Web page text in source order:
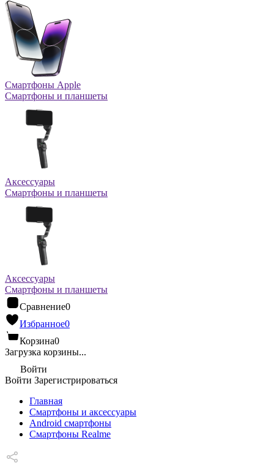
Смартфоны Apple
Смартфоны и планшеты
Аксессуары
Смартфоны и планшеты
Аксессуары
Смартфоны и планшеты
Сравнение0
Избранное0
Корзина0
Загрузка корзины...
Войти
Войти Зарегистрироваться
Главная
Смартфоны и аксессуары
Android cмартфоны
Смартфоны Realme